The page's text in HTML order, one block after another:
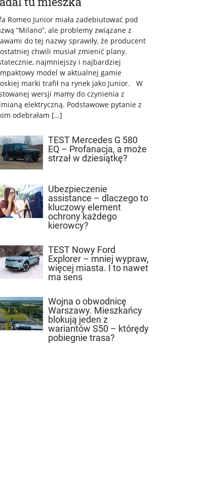
Romeo Junior miała zadebiutować pod
“Milano”, ale problemy związane z
do tej nazwy sprawiły, że producent
chwili musiał zmienić plany.
najmniejszy i najbardziej
model w aktualnej gamie
marki trafił na rynek jako Junior. W
wersji mamy do czynienia z
elektryczną. Podstawowe pytanie z
odebrałam […]
TEST Mercedes G 580
EQ – Profanacja, a może
strzał w dziesiątkę?
Ubezpieczenie
assistance – dlaczego to
kluczowy element
ochrony każdego
kierowcy?
TEST Nowy Ford
Explorer – mniej wypraw,
więcej miasta. I to nawet
ma sens
Wojna o obwodnicę
Warszawy. Mieszkańcy
blokują jeden z
wariantów S50 – którędy
pobiegnie trasa?